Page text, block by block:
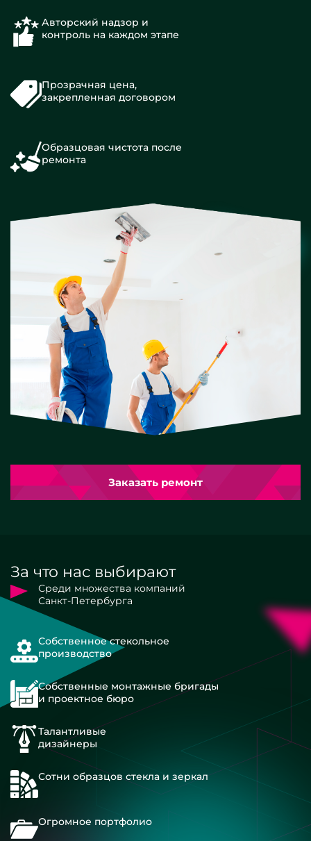
Авторский надзор и
контроль на каждом этапе
Прозрачная цена,
закрепленная договором
Образцовая чистота после
ремонта
Заказать ремонт
За что нас выбирают
Среди множества компаний
Санкт-Петербурга
Собственное стекольное
производство
Собственные монтажные бригады
и проектное бюро
Талантливые
дизайнеры
Сотни образцов стекла и зеркал
Огромное портфолио